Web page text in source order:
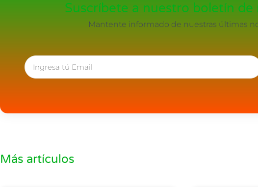
Suscríbete a nuestro boletín de
Mantente informado de nuestras últimas
Más artículos